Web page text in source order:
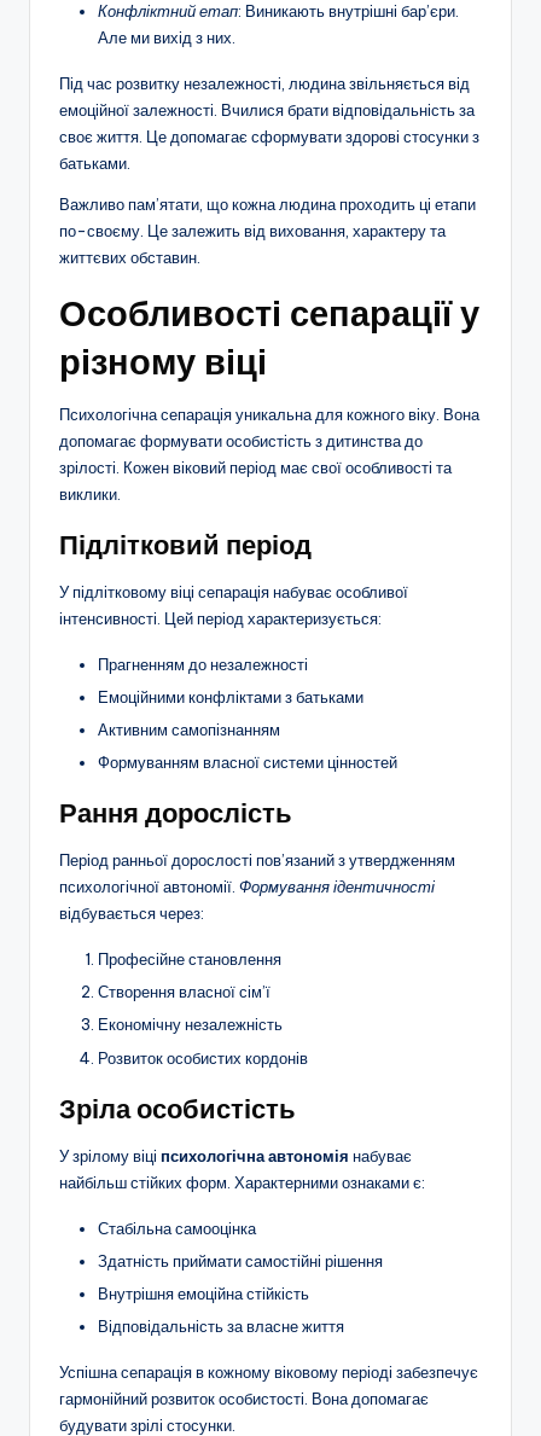
Конфліктний етап: Виникають внутрішні бар’єри.
Але ми вихід з них.
Під час розвитку незалежності, людина звільняється від
емоційної залежності. Вчилися брати відповідальність за
своє життя. Це допомагає сформувати здорові стосунки з
батьками.
Важливо пам’ятати, що кожна людина проходить ці етапи
по-своєму. Це залежить від виховання, характеру та
життєвих обставин.
Особливості сепарації у
різному віці
Психологічна сепарація уникальна для кожного віку. Вона
допомагає формувати особистість з дитинства до
зрілості. Кожен віковий період має свої особливості та
виклики.
Підлітковий період
У підлітковому віці сепарація набуває особливої
інтенсивності. Цей період характеризується:
Прагненням до незалежності
Емоційними конфліктами з батьками
Активним самопізнанням
Формуванням власної системи цінностей
Рання дорослість
Період ранньої дорослості пов’язаний з утвердженням
психологічної автономії. Формування ідентичності
відбувається через:
Професійне становлення
Створення власної сім’ї
Економічну незалежність
Розвиток особистих кордонів
Зріла особистість
У зрілому віці психологічна автономія набуває
найбільш стійких форм. Характерними ознаками є:
Стабільна самооцінка
Здатність приймати самостійні рішення
Внутрішня емоційна стійкість
Відповідальність за власне життя
Успішна сепарація в кожному віковому періоді забезпечує
гармонійний розвиток особистості. Вона допомагає
будувати зрілі стосунки.